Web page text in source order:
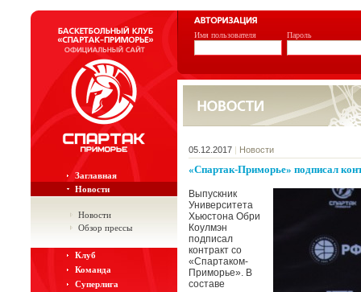
Имя пользователя Пароль
Заглавная
Новости
Новости
Обзор прессы
Клуб
Команда
Суперлига
05.12.2017 | Новости
«Спартак-Приморье» подписал
Выпускник
Университета
Хьюстона Обри
Коулмэн
подписал
контракт со
«Спартаком-
Приморье». В
составе